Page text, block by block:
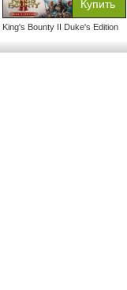
King's Bounty II Duke's Edition